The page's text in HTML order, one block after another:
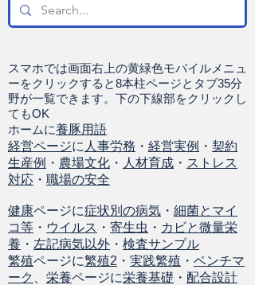
スマホでは画面右上の黄緑色モバイルメニュ
ーをクリックすると8本柱ページとタブ35分
野が一覧できます。下の下線部をクリックし
てもOK
ホームに養豚用語
経営ページに 人事労務 ・ 経営実例 ・ 契約
生産例 ・ 農場文化 ・ 人材育成 ・ ストレス
対応 ・ 職場の安全
健康ページに症状別の病気 ・ 細菌とマイ
コ等 ・ ウイルス ・ 寄生虫 ・ カビと微量栄
養 ・ 左記病気以外 ・ 検査サンプル
繁殖ページに繁殖2 ・ 実践繁殖 ・ ベンチマ
ーク
栄養ページに栄養基礎 ・ 配合設計